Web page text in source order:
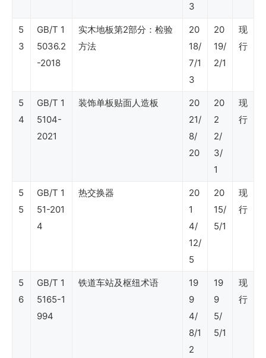
（社
3
5
3
GB/T 1
5036.2
-2018
实木地板第2部分：检验
方法
20
18/
7/1
3
20
19/
2/1
现
行
5
4
GB/T 1
5104-
2021
装饰单板贴面人造板
20
21/
8/
20
20
2
2/
3/
1
现
行
5
5
GB/T 1
51-201
4
热交换器
20
1
4/
12/
5
20
15/
5/1
现
行
5
6
GB/T 1
5165-1
994
铁道车站及枢纽术语
19
9
4/
8/1
2
19
9
5/
5/1
现
行